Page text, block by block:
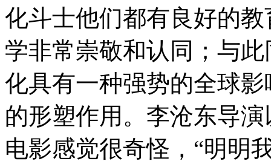
化斗士他们都有良好的
学非常崇敬和认同；与
化具有一种强势的全球
的形塑作用。李沧东导
电影感觉很奇怪，“明明